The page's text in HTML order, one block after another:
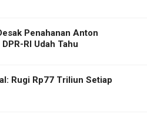
Penahanan Anton
RI Udah Tahu
Rugi Rp77 Triliun Setiap